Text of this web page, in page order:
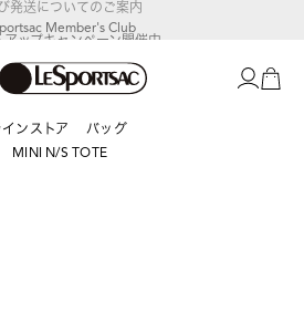
Member's Club
アップキャンペーン開催中
ンストア
バッグ
MINI N/S TOTE